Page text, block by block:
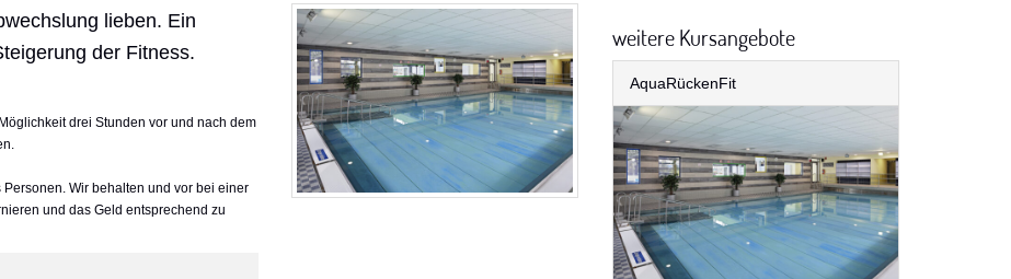
lieben. Ein
der Fitness.
drei Stunden vor und nach dem
Wir behalten und vor bei einer
und das Geld entsprechend zu
weitere Kursangebote
AquaRückenFit